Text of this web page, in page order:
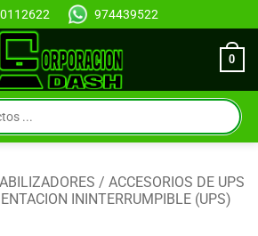
974439522
0
/ ACCESORIOS DE UPS
ININTERRUMPIBLE (UPS)